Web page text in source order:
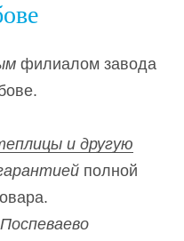
филиалом завода
и другую
полной
Поспеваево